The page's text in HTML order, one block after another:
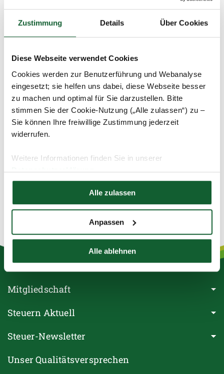
Zustimmung Details Über Cookies
Diese Webseite verwendet Cookies
Cookies werden zur Benutzerführung und Webanalyse
eingesetzt; sie helfen uns dabei, diese Webseite besser
zu machen und optimal für Sie darzustellen. Bitte
stimmen Sie der Cookie-Nutzung („Alle zulassen“) zu –
Sie können Ihre freiwillige Zustimmung jederzeit
widerrufen.
Weitere Informationen finden Sie in unserer
Datenschutzerklärung
Hier finden Sie unserImpressum
Alle zulassen
Anpassen
Alle ablehnen
Unsere Beratungsstellensuche verwendet zur Darstellung der
übermittelt.
Weitere Informationen über Ihre Datenschutzrechte sowie weitere
Informationen zum Datenschutz finden Sie in unserer
Datenschutzerklärung.
LEGENDE
Geprüfte Beratungsstelle nach DIN 77700
Spezialkenntnisse im Bereich der Bundeswehr
Fremdsprachenkenntnisse
Mitgliedschaft
Steuern Aktuell
Steuer-Newsletter
Unser Qualitätsversprechen